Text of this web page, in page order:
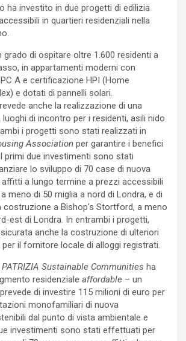
ha investito in due progetti di edilizia
in quartieri residenziali nella
grado di ospitare oltre 1.600 residenti a
in appartamenti moderni con
A e certificazione HPI (Home
e dotati di pannelli solari.
anche la realizzazione di una
di incontro per i residenti, asili nido
i progetti sono stati realizzati in
Association per garantire i benefici
primi due investimenti sono stati
lo sviluppo di 70 case di nuova
a lungo termine a prezzi accessibili
meno di 50 miglia a nord di Londra, e di
costruzione a Bishop’s Stortford, a meno
est di Londra. In entrambi i progetti,
anche la costruzione di ulteriori
il fornitore locale di alloggi registrati.
PATRIZIA Sustainable Communities ha
residenziale affordable – un
di investire 115 milioni di euro per
monofamiliari di nuova
dal punto di vista ambientale e
investimenti sono stati effettuati per